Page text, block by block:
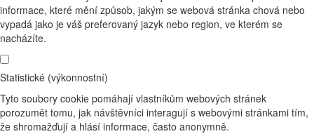
informace, které mění způsob, jakým se webová stránka chová nebo
vypadá jako je váš preferovaný jazyk nebo region, ve kterém se
nacházíte.
Statistické (výkonnostní)
Tyto soubory cookie pomáhají vlastníkům webových stránek
porozumět tomu, jak návštěvníci interagují s webovými stránkami tím,
že shromažďují a hlásí informace, často anonymně.